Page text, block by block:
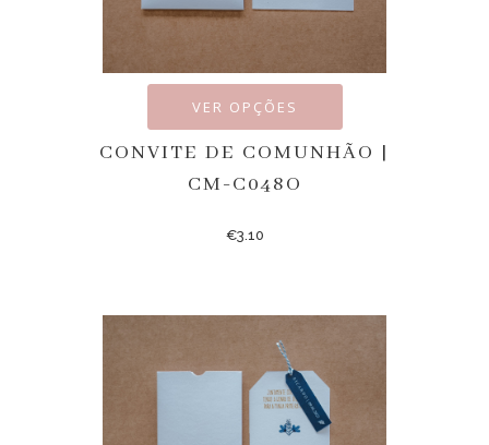
VER OPÇÕES
CONVITE DE COMUNHÃO |
CM-C048O
€3.10